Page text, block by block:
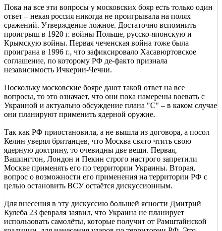
Пока на все эти вопросы у московских бояр есть только один
ответ – некая россия никогда не проигрывала на полях
сражений. Утверждение ложное. Достаточно вспомнить
проигрыш в 1920 г. войны Польше, русско-японскую и
Крымскую войны. Первая чеченская война тоже была
проиграна в 1996 г., что зафиксировало Хасавюртовское
соглашение, по которому РФ де-факто признала
независимость Ичкерии-Чечни.
Поскольку московские бояре дают такой ответ на все
вопросы, то это означает, что они пока намерены воевать с
Украиной и актуально обсуждение плана "С" – в каком случае
они планируют применить ядерной оружие.
Так как РФ приостановила, а не вышла из договора, а посол
Келин уверял британцев, что Москва свято чтить свою
ядерную доктрину, то очевидны две вещи. Первая,
Вашингтон, Лондон и Пекин строго настрого запретили
Москве применять его по территории Украины. Вторая,
вопрос о возможности его применения на территории РФ с
целью остановить ВСУ остаётся дискуссионным.
Для внесения в эту дискуссию большей ясности Дмитрий
Кулеба 23 февраля заявил, что Украина не планирует
использовать самолёты, которые получит от Рамштайнской